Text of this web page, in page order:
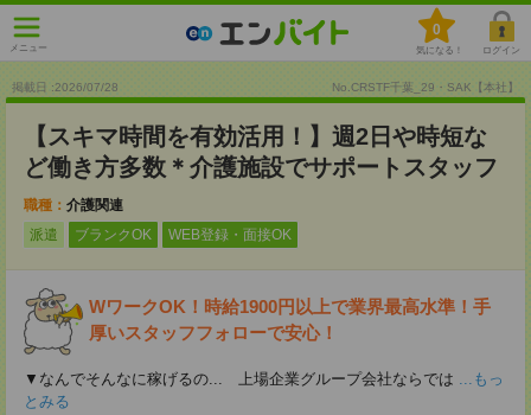
メニュー
0
気になる！ ログイン
掲載日 :2026/07/28 No.CRSTF千葉_29・SAK【本社】
【スキマ時間を有効活用！】週2日や時短な
ど働き方多数＊介護施設でサポートスタッフ
職種： 介護関連
派遣
ブランクOK WEB登録・面接OK
WワークOK！時給1900円以上で業界最高水準！手
厚いスタッフフォローで安心！
▼なんでそんなに稼げるの... 上場企業グループ会社ならでは ...もっ
とみる